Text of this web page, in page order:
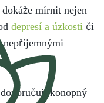
mírnit nejen
depresí a úzkosti či
nepříjemnými
konopný